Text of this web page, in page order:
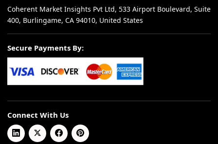
Coherent Market Insights Pvt Ltd, 533 Airport Boulevard, Suite
400, Burlingame, CA 94010, United States
Secure Payments By:
Connect With Us